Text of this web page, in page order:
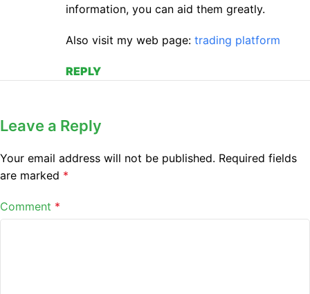
іnformation, you can aid them greatly.
Also visit my web page: trading platform
REPLY
Leave a Reply
Your email address will not be published. Required fields
are marked *
Comment *